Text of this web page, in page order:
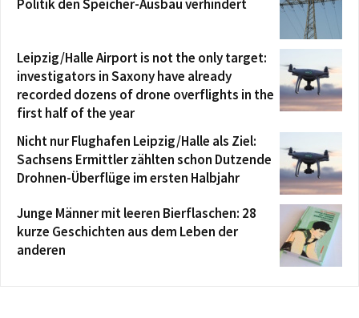
Politik den Speicher-Ausbau verhindert
Leipzig/Halle Airport is not the only target:
investigators in Saxony have already
recorded dozens of drone overflights in the
first half of the year
Nicht nur Flughafen Leipzig/Halle als Ziel:
Sachsens Ermittler zählten schon Dutzende
Drohnen-Überflüge im ersten Halbjahr
Junge Männer mit leeren Bierflaschen: 28
kurze Geschichten aus dem Leben der
anderen